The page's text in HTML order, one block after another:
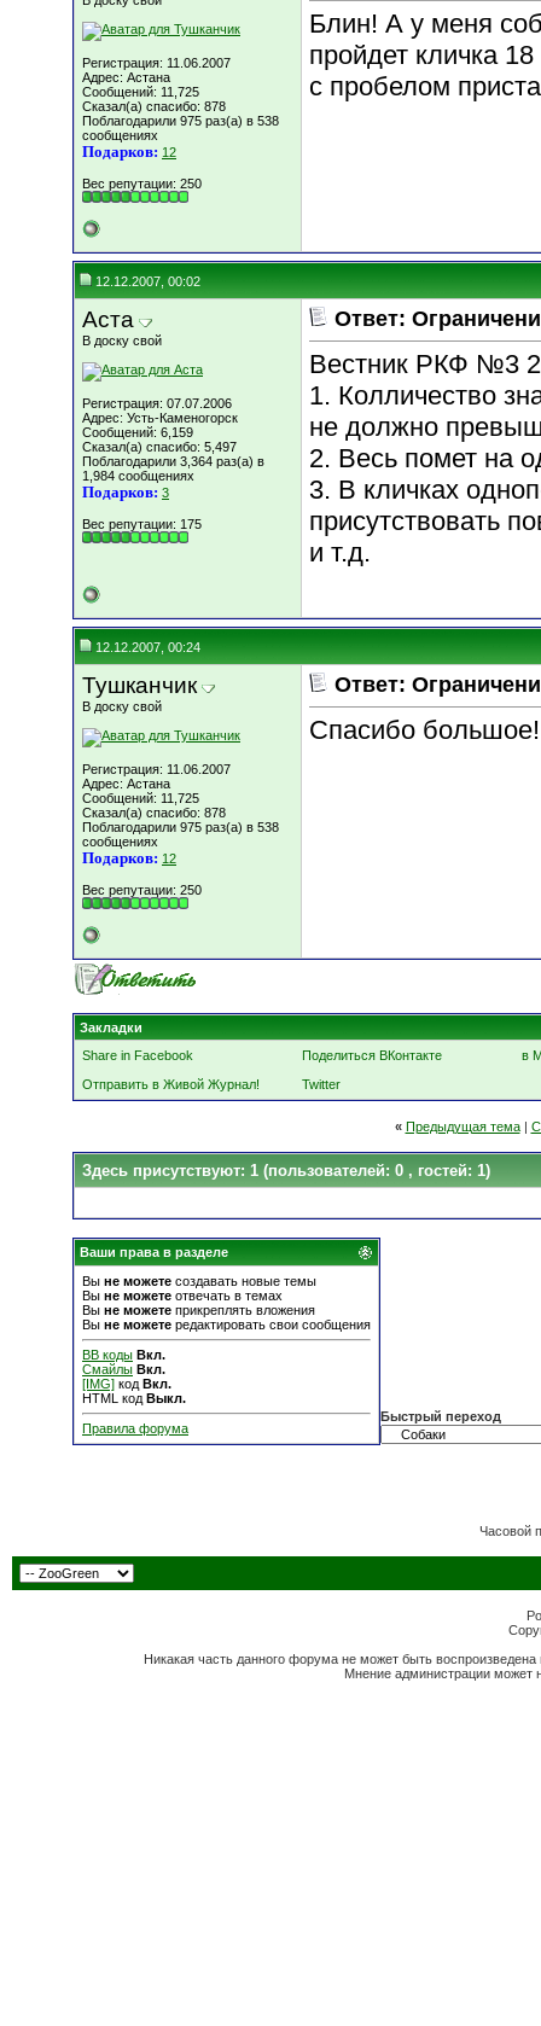
Регистрация: 11.06.2007
Адрес: Астана
Сообщений: 11,725
Сказал(а) спасибо: 878
Поблагодарили 975 раз(а) в 538
сообщениях
Подарков: 12
Вес репутации: 250
Блин! А у меня
пройдет кличка
с пробелом
12.12.2007, 00:02
Аста
В доску свой
Регистрация: 07.07.2006
Адрес: Усть-Каменогорск
Сообщений: 6,159
Сказал(а) спасибо: 5,497
Поблагодарили 3,364 раз(а) в
1,984 сообщениях
Подарков: 3
Вес репутации: 175
Ответ:
Вестник РКФ №3
1. Колличество
не должно
2. Весь помет на
3. В кличках
присутствовать
и т.д.
12.12.2007, 00:24
Тушканчик
В доску свой
Регистрация: 11.06.2007
Адрес: Астана
Сообщений: 11,725
Сказал(а) спасибо: 878
Поблагодарили 975 раз(а) в 538
сообщениях
Подарков: 12
Вес репутации: 250
Ответ:
Спасибо
Закладки
Share in Facebook
Поделиться ВКонтакте
в
Отправить в Живой Журнал!
Twitter
« Предыдущая тема|
Здесь присутствуют: 1 (пользователей: 0 , гостей: 1)
Ваши права в разделе
Вы не можете создавать новые темы
Вы не можете отвечать в темах
Вы не можете прикреплять вложения
Вы не можете редактировать свои сообщения
BB коды Вкл.
Смайлы Вкл.
[IMG] код Вкл.
HTML код Выкл.
Правила форума
Быстрый переход
Часовой
Никакая часть данного форума не может быть
Мнение администрации может